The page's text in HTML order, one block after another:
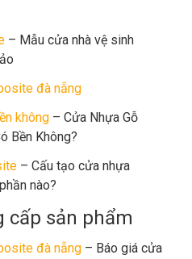
– Mẫu cửa nhà vệ sinh
đà nẵng
không – Cửa Nhựa Gỗ
Bền Không?
– Cấu tạo cửa nhựa
nào?
cấp sản phẩm
đà nẵng – Báo giá cửa